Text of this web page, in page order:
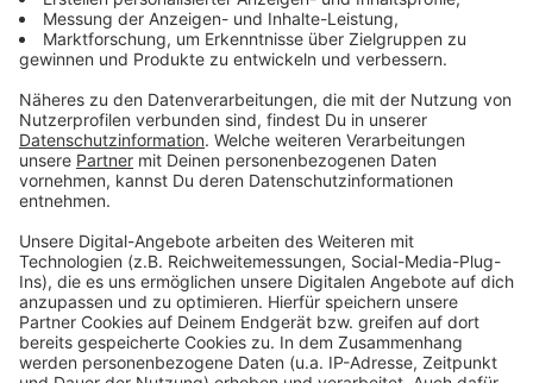
Weitere Infos und Links zum Thema
Anzeige
Homepage der Jazz Rally
Frankreichfest Düsseldorf
Anzeige